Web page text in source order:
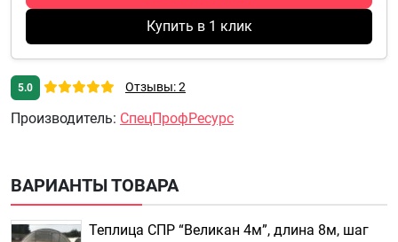
Купить в 1 клик
5.0 Отзывы: 2
Производитель: СпецПрофРесурс
ВАРИАНТЫ ТОВАРА
Теплица СПР “Великан 4м”, длина 8м, шаг